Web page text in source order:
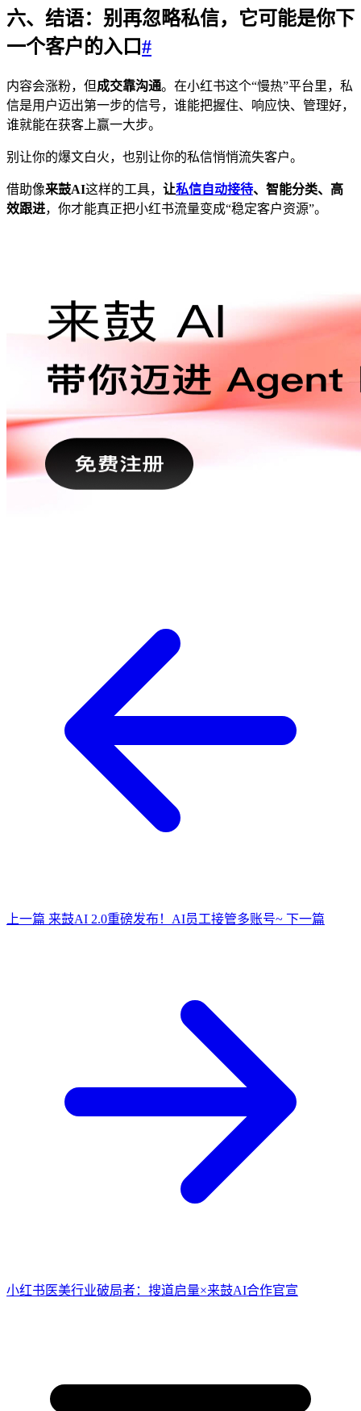
六、结语：别再忽略私信，它可能是你下
一个客户的入口#
内容会涨粉，但成交靠沟通。在小红书这个“慢热”平台里，私
信是用户迈出第一步的信号，谁能把握住、响应快、管理好，
谁就能在获客上赢一大步。
别让你的爆文白火，也别让你的私信悄悄流失客户。
借助像来鼓AI这样的工具， 让私信自动接待、智能分类、高
效跟进，你才能真正把小红书流量变成“稳定客户资源”。
上一篇 来鼓AI 2.0重磅发布！AI员工接管多账号~ 下一篇
小红书医美行业破局者：搜道启量×来鼓AI合作官宣